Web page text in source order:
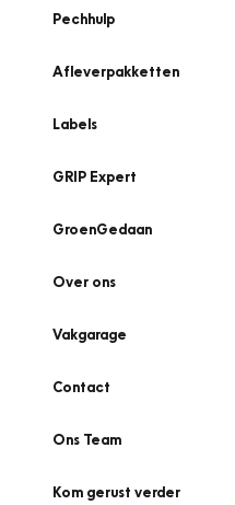
Pechhulp
Afleverpakketten
Labels
GRIP Expert
GroenGedaan
Over ons
Vakgarage
Contact
Ons Team
Kom gerust verder